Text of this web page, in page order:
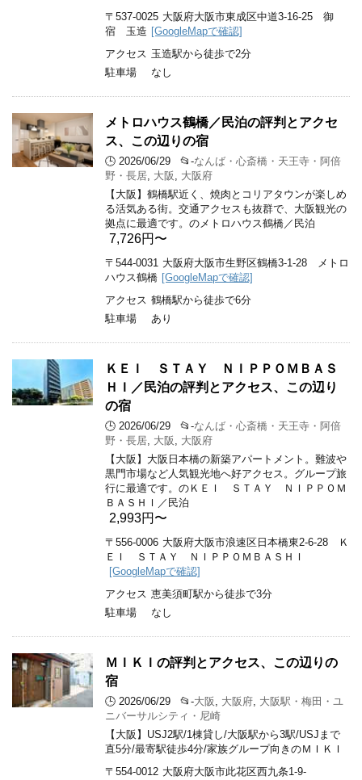
〒537-0025 大阪府大阪市東成区中道3-16-25 御
宿 玉造 [GoogleMapで確認]
アクセス 玉造駅から徒歩で2分
駐車場
なし
メトロハウス鶴橋／民泊の評判とアクセ
ス、この辺りの宿
🕒 2026/06/29 📂-なんば・心斎橋・天王寺・阿倍
野・長居, 大阪 , 大阪府
【大阪】鶴橋駅近く、焼肉とコリアタウンが楽しめ
る活気ある街。交通アクセスも抜群で、大阪観光の
拠点に最適です。のメトロハウス鶴橋／民泊
7,726円〜
〒544-0031 大阪府大阪市生野区鶴橋3-1-28 メトロ
ハウス鶴橋 [GoogleMapで確認]
アクセス 鶴橋駅から徒歩で6分
駐車場
あり
ＫＥＩ ＳＴＡＹ ＮＩＰＰＯＭＢＡＳ
ＨＩ／民泊の評判とアクセス、この辺り
の宿
🕒 2026/06/29 📂-なんば・心斎橋・天王寺・阿倍
野・長居, 大阪 , 大阪府
【大阪】大阪日本橋の新築アパートメント。難波や
黒門市場など人気観光地へ好アクセス。グループ旅
行に最適です。のＫＥＩ ＳＴＡＹ ＮＩＰＰＯＭ
ＢＡＳＨＩ／民泊
2,993円〜
〒556-0006 大阪府大阪市浪速区日本橋東2-6-28 Ｋ
ＥＩ ＳＴＡＹ ＮＩＰＰＯＭＢＡＳＨＩ
[GoogleMapで確認]
アクセス 恵美須町駅から徒歩で3分
駐車場
なし
ＭＩＫＩの評判とアクセス、この辺りの
宿
🕒 2026/06/29 📂-大阪 , 大阪府, 大阪駅・梅田・ユ
ニバーサルシティ・尼崎
【大阪】USJ2駅/1棟貸し/大阪駅から3駅/USJまで
直5分/最寄駅徒歩4分/家族グループ向きのＭＩＫＩ
〒554-0012 大阪府大阪市此花区西九条1-9-